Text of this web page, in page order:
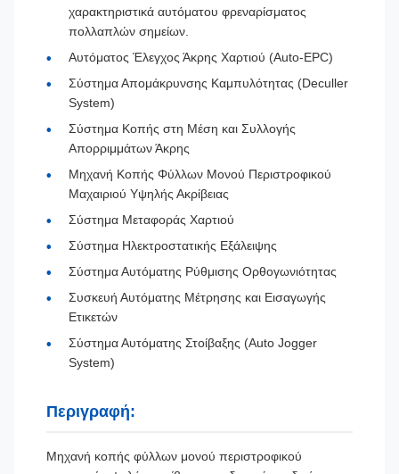
χαρακτηριστικά αυτόματου φρεναρίσματος
πολλαπλών σημείων.
Αυτόματος Έλεγχος Άκρης Χαρτιού (Auto-EPC)
Σύστημα Απομάκρυνσης Καμπυλότητας (Deculler
System)
Σύστημα Κοπής στη Μέση και Συλλογής
Απορριμμάτων Άκρης
Μηχανή Κοπής Φύλλων Μονού Περιστροφικού
Μαχαιριού Υψηλής Ακρίβειας
Σύστημα Μεταφοράς Χαρτιού
Σύστημα Ηλεκτροστατικής Εξάλειψης
Σύστημα Αυτόματης Ρύθμισης Ορθογωνιότητας
Συσκευή Αυτόματης Μέτρησης και Εισαγωγής
Ετικετών
Σύστημα Αυτόματης Στοίβαξης (Auto Jogger
System)
Περιγραφή:
Μηχανή κοπής φύλλων μονού περιστροφικού